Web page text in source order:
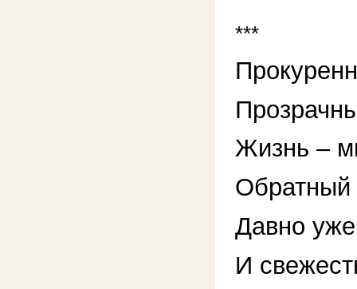
***
Жизнь –
Обратный
Давно
И